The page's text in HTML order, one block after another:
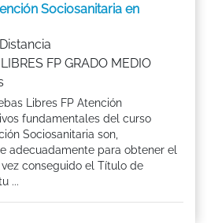
Sociosanitaria en
FP GRADO MEDIO
Libres FP Atención
fundamentales del curso
Sociosanitaria son,
adecuadamente para obtener el
conseguido el Título de
...